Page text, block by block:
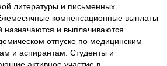
литературы и письменных
компенсационные выплаты
назначаются и выплачиваются
отпуске по медицинским
и аспирантам. Студенты и